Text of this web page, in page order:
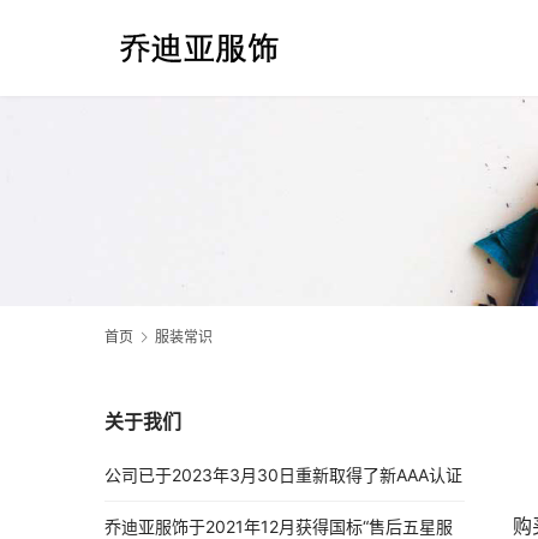
首页 服装常识
购
关于我们
公司已于2023年3月30日重新取得了新AAA认证
乔迪亚服饰于2021年12月获得国标“售后五星服